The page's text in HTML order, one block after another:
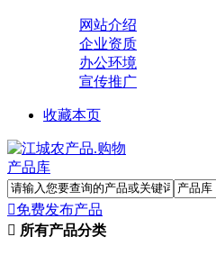
网站介绍
企业资质
办公环境
宣传推广
收藏本页
产品库
免费发布产品
 所有产品分类